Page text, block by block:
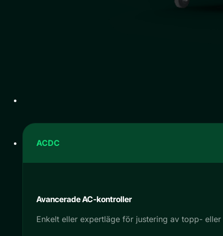
Avancerade AC-kontroller
Enkelt eller expertläge för justering av topp-
ACDC